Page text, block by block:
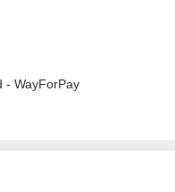
- WayForPay